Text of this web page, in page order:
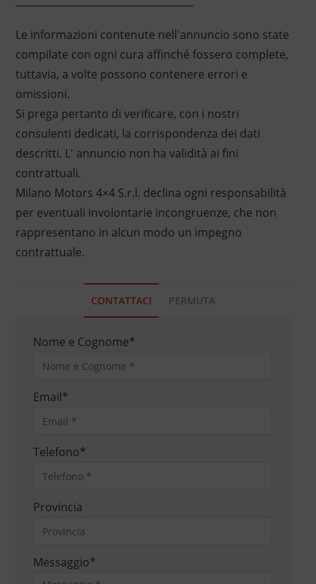
Le informazioni contenute nell'annuncio sono state
compilate con ogni cura affinché fossero complete,
tuttavia, a volte possono contenere errori e
omissioni.
Si prega pertanto di verificare, con i nostri
consulenti dedicati, la corrispondenza dei dati
descritti. L' annuncio non ha validità ai fini
contrattuali.
Milano Motors 4×4 S.r.l. declina ogni responsabilità
per eventuali involontarie incongruenze, che non
rappresentano in alcun modo un impegno
contrattuale.
CONTATTACI PERMUTA
Nome e Cognome*
Email*
Telefono*
Provincia
Messaggio*